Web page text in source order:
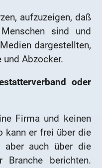
aufzuzeigen, daß
sind und
dargestellten,
Abzocker.
oder
Firma und keinen
kann er frei über die
aber auch über die
Branche berichten.